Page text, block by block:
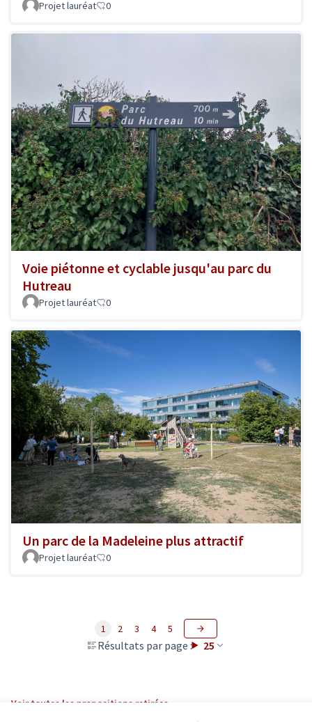
Projet lauréat 0
Voie piétonne et cyclable jusqu'au parc du
Hutreau
Projet lauréat 0
Un parc de la Madeleine plus attractif
Projet lauréat 0
Résultats par page : 25
1 2 3 4 5
Voir toutes les propositions retirées